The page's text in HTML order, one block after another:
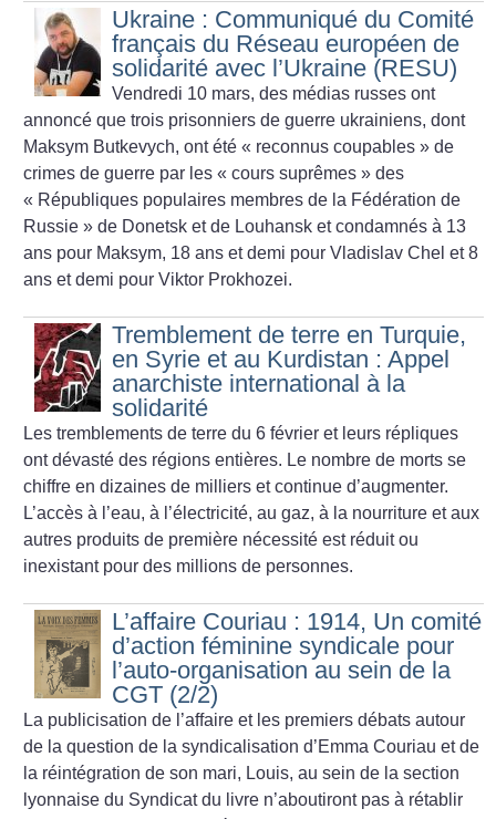
Ukraine : Communiqué du Comité
français du Réseau européen de
solidarité avec l’Ukraine (RESU)
Vendredi 10 mars, des médias russes ont
annoncé que trois prisonniers de guerre ukrainiens, dont
Maksym Butkevych, ont été « reconnus coupables » de
crimes de guerre par les « cours suprêmes » des
« Républiques populaires membres de la Fédération de
Russie » de Donetsk et de Louhansk et condamnés à 13
ans pour Maksym, 18 ans et demi pour Vladislav Chel et 8
ans et demi pour Viktor Prokhozei.
Tremblement de terre en Turquie,
en Syrie et au Kurdistan : Appel
anarchiste international à la
solidarité
Les tremblements de terre du 6 février et leurs répliques
ont dévasté des régions entières. Le nombre de morts se
chiffre en dizaines de milliers et continue d’augmenter.
L’accès à l’eau, à l’électricité, au gaz, à la nourriture et aux
autres produits de première nécessité est réduit ou
inexistant pour des millions de personnes.
L’affaire Couriau : 1914, Un comité
d’action féminine syndicale pour
l’auto-organisation au sein de la
CGT (2/2)
La publicisation de l’affaire et les premiers débats autour
de la question de la syndicalisation d’Emma Couriau et de
la réintégration de son mari, Louis, au sein de la section
lyonnaise du Syndicat du livre n’aboutiront pas à rétablir